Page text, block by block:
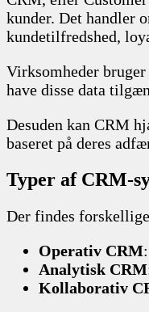
kunder. Det handler
kundetilfredshed,
Virksomheder
have disse data
Desuden kan CRM
baseret på deres
Typer af CRM-
Der findes
Operativ CRM
Analytisk CRM
Kollaborativ